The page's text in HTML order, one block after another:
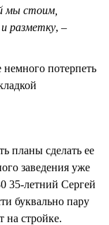
мы стоим,
разметку, –
потерпеть
планы сделать ее
заведения уже
35-летний Сергей
буквально пару
на стройке.